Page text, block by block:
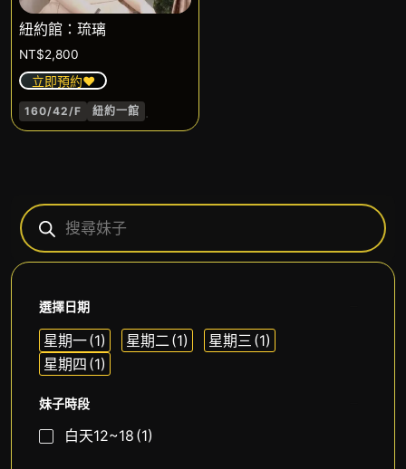
選擇日期
星期一(1) 星期二(1) 星期三 (1)
星期四 (1)
妹子時段
白天12~18 (1)
紐約館：琉璃
NT$2,800
立即預約❤️
160/42/F 紐約一館 .